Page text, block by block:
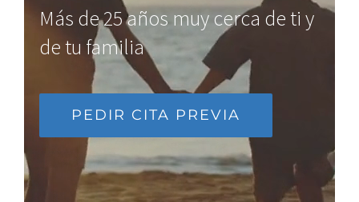
Estomatología y
Medicina General
Micropigmentación
Más de 25 años muy cerca de ti y
de tu familia
PEDIR CITA PREVIA